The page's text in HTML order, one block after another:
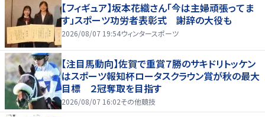
【フィギュア】坂本花織さん「今は主婦頑張ってま
す」スポーツ功労者表彰式 謝辞の大役も
2026/08/07 19:54ウィンタースポーツ
【注目馬動向】佐賀で重賞７勝のサキドリトッケン
はスポーツ報知杯ロータスクラウン賞が秋の最大
目標 ２冠奪取を目指す
2026/08/07 16:02その他競技